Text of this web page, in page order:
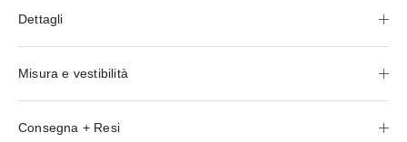
Dettagli
Misura e vestibilità
Consegna + Resi